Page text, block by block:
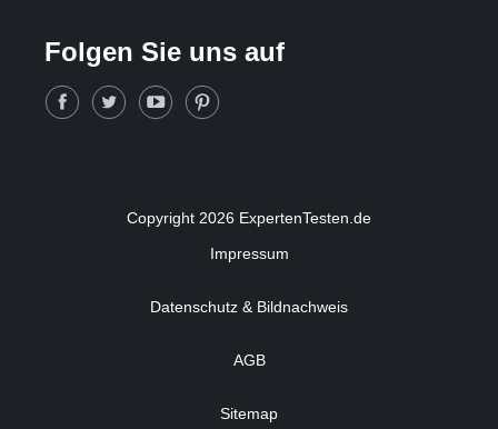
Folgen Sie uns auf
Copyright 2026 ExpertenTesten.de
Impressum
Datenschutz & Bildnachweis
AGB
Sitemap